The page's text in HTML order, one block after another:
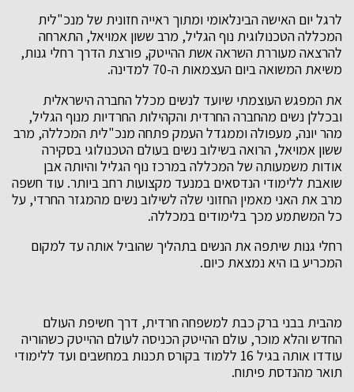
לרגל יום האישה הבינלאומי ומתוך ראייה חזונית של מנכ"לית
המכללה הטכנולוגית נוף הגליל, מרב ששון אמויאל, התארחה
להרצאה מעוררת השראה אשת ההייטק, פורצת הדרך רחלי גנות,
משיאת המשואה ביום העצמאות ה-70 למדינה.
את המפגש העוצמתי שיועד לנשים מכלל החברה הישראלית
ובכללן נשים מהחברה החרדית והקהילות החרדיות מנוף הגליל,
מהר יונה, מעפולה וממגדל העמק פתחה מנכ"לית המכללה, מרב
ששון אמויאל, הרואה בשילוב נשים בעולם הטכנולוגי בסקירה
אודות משמעותה של המכללה במרכז נוף הגליל והיותה אבן
שואבת ללימודי הנדסאים במנעד מקצועות רחב ביותר. עוד חשפה
מרב את האני מאמין החזוני שלה לשילוב נשים מהמגזר החרדי, על
כל המשתמע מכך בלימודים במכללה.
רחלי גנות שיתפה את הנשים בתהליך שהוביל אותה עד למקום
המכריע בו היא נמצאת כיום.
מהבית בבני ברק כבת למשפחה חרדית, דרך חשיפת העולם
החדש והלא מוכר, עולם ההייטק הכניסה לעולם ההייטק כשהוריה
עודדו אותה בגיל 16 ללמוד בקורס תכנות במחשבים ועד ללימודי
תואר מהנדסת פיתוח.